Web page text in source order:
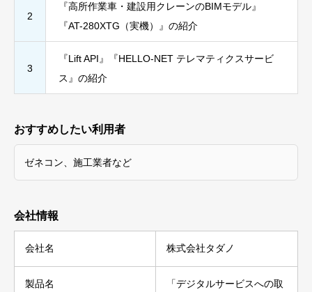
2
『高所作業車・建設用クレーンのBIMモデル』
『AT-280XTG（実機）』の紹介
3
『Lift API』『HELLO-NET テレマティクスサービ
ス』の紹介
おすすめしたい利用者
ゼネコン、施工業者など
会社情報
会社名 株式会社タダノ
製品名
「デジタルサービスへの取